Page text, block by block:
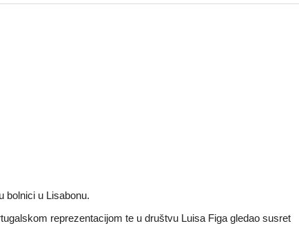
bolnici u Lisabonu.
reprezentacijom te u društvu Luisa Figa gledao susret